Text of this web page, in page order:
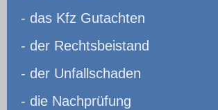
- das Kfz Gutachten
- der Rechtsbeistand
- der Unfallschaden
- die Nachprüfung